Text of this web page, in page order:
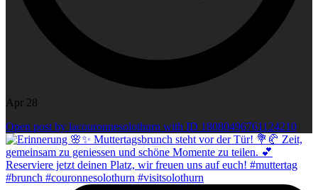
Apr 28
Open post by lacouronnesolothurn with ID 18080496761124210